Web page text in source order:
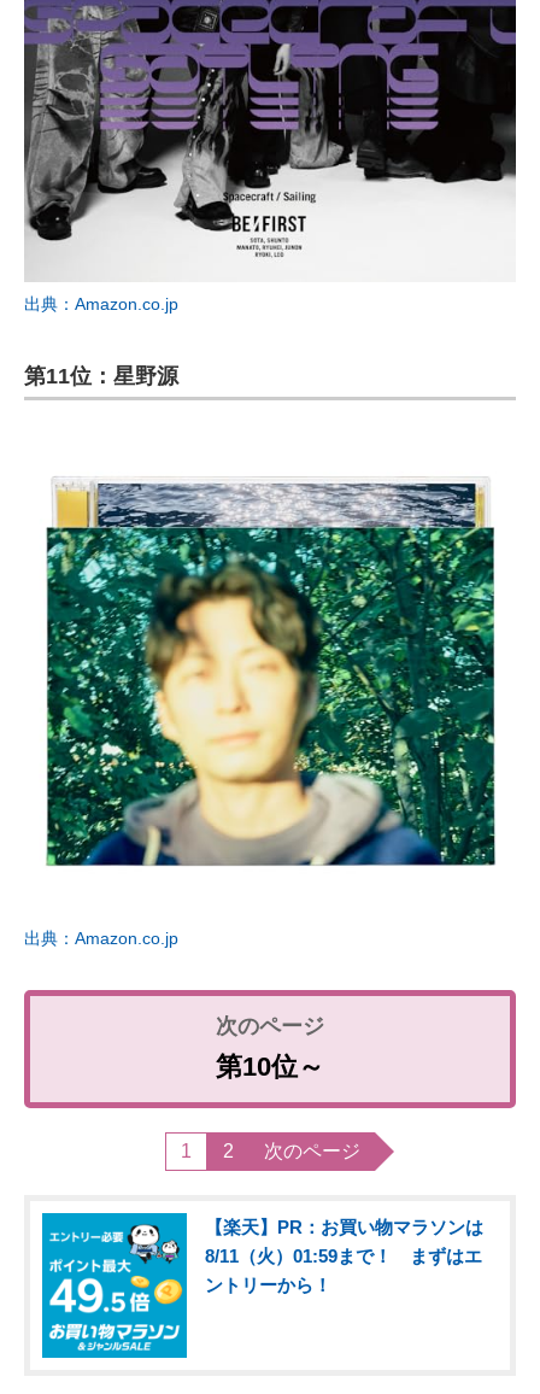
出典：Amazon.co.jp
第11位：星野源
出典：Amazon.co.jp
第10位～
1 2 次のページ
【楽天】PR：お買い物マラソンは
8/11（火）01:59まで！ まずはエ
ントリーから！